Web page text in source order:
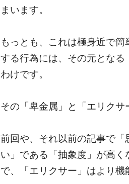
まいます。
もっとも、これは極身近で
する行為には、その元となる
わけです。
その「卑金属」と「エリクサ
前回や、それ以前の記事で
い」である「抽象度」が高
で、「エリクサー」はより機